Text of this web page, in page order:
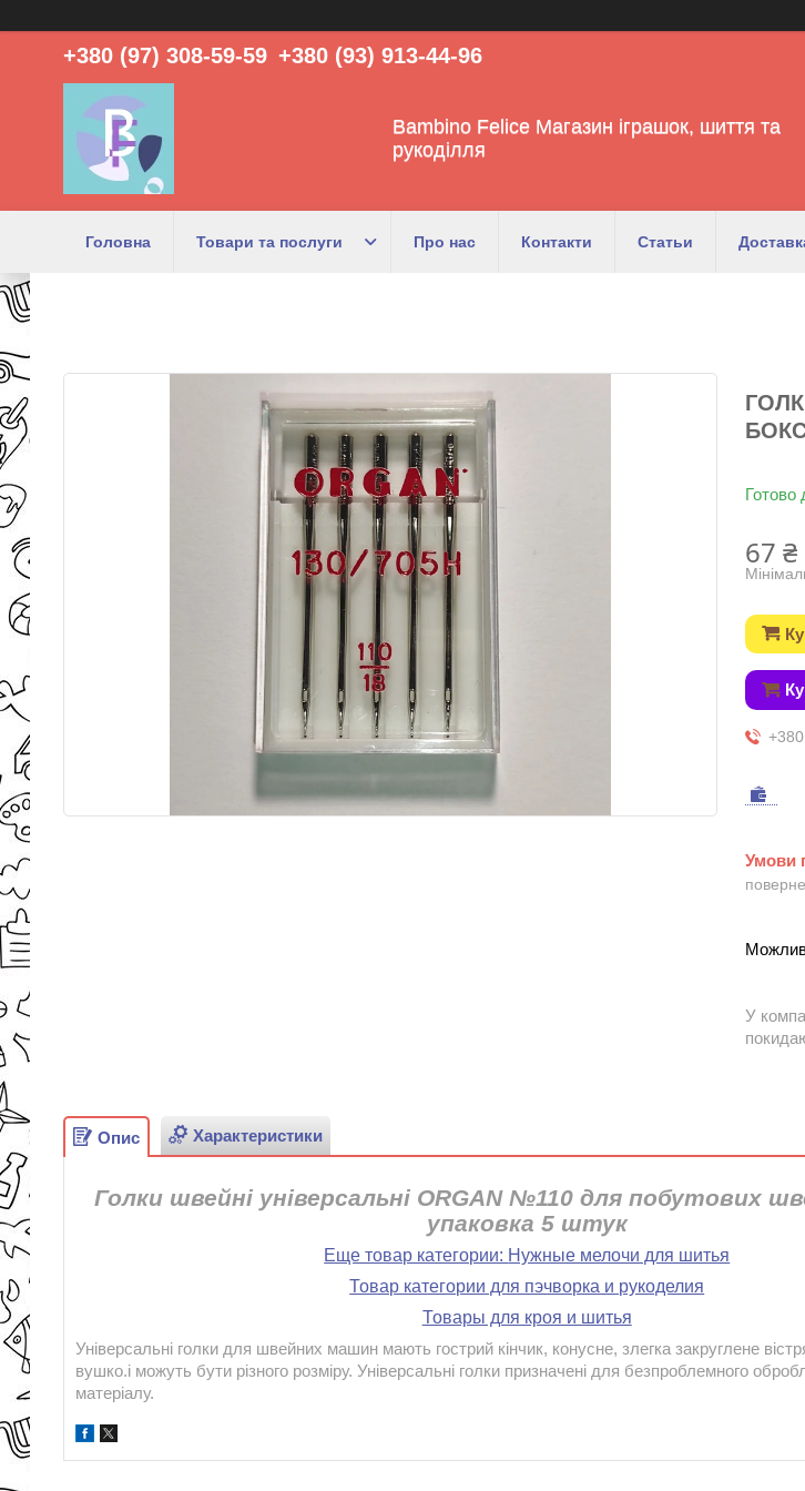
+380 (97) 308-59-59 +380 (93) 913-44-96
Bambino Felice Магазин іграшок, шиття та
рукоділля
Головна Товари та послуги Про нас Контакти Статьи
Готово
67 ₴
У
Опис Характеристики
Голки швейні універсальні ORGAN №110 для побутових
упаковка 5 штук
Еще товар категории: Нужные мелочи для шитья
Товар категории для пэчворка и рукоделия
Товары для кроя и шитья
Універсальні голки для швейних машин мають гострий кінчик, конусне, злегка закруглене
вушко.і можуть бути різного розміру. Універсальні голки призначені для безпроблемного
матеріалу.